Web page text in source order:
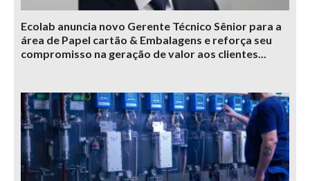
Ecolab anuncia novo Gerente Técnico Sênior para a
área de Papel cartão & Embalagens e reforça seu
compromisso na geração de valor aos clientes...